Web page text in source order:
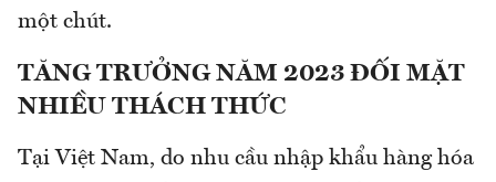
một chút.
TĂNG TRƯỞNG NĂM 2023 ĐỐI MẶT
NHIỀU THÁCH THỨC
Tại Việt Nam, do nhu cầu nhập khẩu hàng hóa